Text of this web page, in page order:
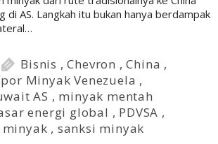
di AS. Langkah itu bukan hanya berdampak
Bisnis ,Chevron ,China ,
Minyak Venezuela ,
AS , minyak mentah
energi global , PDVSA ,
, sanksi minyak